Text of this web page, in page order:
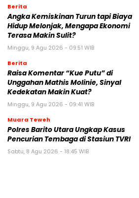
Berita
Angka Kemiskinan Turun tapi Biaya
Hidup Melonjak, Mengapa Ekonomi
Terasa Makin Sulit?
Minggu, 9 Agu 2026 - 09:51 WIB
Berita
Raisa Komentar “Kue Putu” di
Unggahan Mathis Molinie, Sinyal
Kedekatan Makin Kuat?
Minggu, 9 Agu 2026 - 09:41 WIB
Muara Teweh
Polres Barito Utara Ungkap Kasus
Pencurian Tembaga di Stasiun TVRI
Sabtu, 8 Agu 2026 - 18:45 WIB